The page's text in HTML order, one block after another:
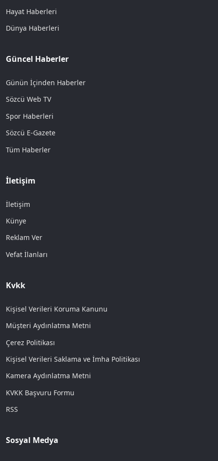
Hayat Haberleri
Dünya Haberleri
Güncel Haberler
Günün İçinden Haberler
Sözcü Web TV
Spor Haberleri
Sözcü E-Gazete
Tüm Haberler
İletişim
İletişim
Künye
Reklam Ver
Vefat İlanları
Kvkk
Kişisel Verileri Koruma Kanunu
Müşteri Aydınlatma Metni
Çerez Politikası
Kişisel Verileri Saklama ve İmha Politikası
Kamera Aydınlatma Metni
KVKK Başvuru Formu
RSS
Sosyal Medya